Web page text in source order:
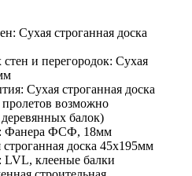
Сухая строганная доска
и перегородок: Сухая
Сухая строганная доска
возможно
балок)
Фанера ФСФ, 18мм
доска 45х195мм
LVL, клееные балки